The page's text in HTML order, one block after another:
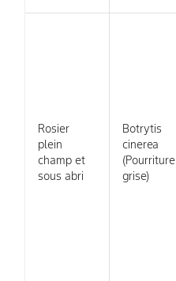
Rosier
plein
champ et
sous abri
Botrytis
cinerea
(Pourriture
grise)